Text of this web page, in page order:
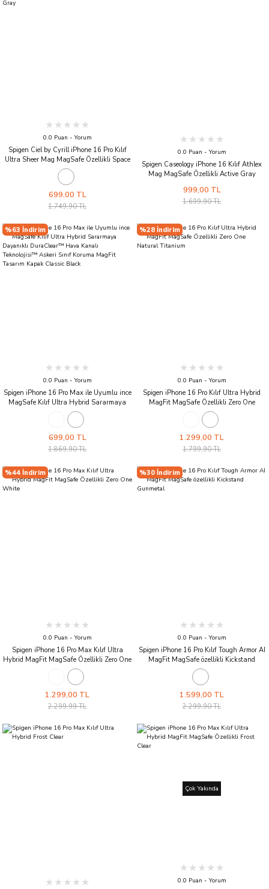
0.0 Puan - Yorum
Spigen Ciel by Cyrill iPhone 16 Pro Kılıf
Ultra Sheer Mag MagSafe Özellikli Space
Gray
699,00 TL
1.749,90 TL
0.0 Puan - Yorum
Spigen Caseology iPhone 16 Kılıf Athlex
Mag MagSafe Özellikli Active Gray
999,00 TL
1.699,90 TL
%63 İndirim
0.0 Puan - Yorum
Spigen iPhone 16 Pro Max ile Uyumlu ince
MagSafe Kılıf Ultra Hybrid Sararmaya
Dayanıklı DuraClear™ Hava Kanalı
Teknolojisi™ Askeri Sınıf Koruma MagFit
699,00 TL
1.869,90 TL
%28 İndirim
0.0 Puan - Yorum
Spigen iPhone 16 Pro Kılıf Ultra Hybrid
MagFit MagSafe Özellikli Zero One
Natural Titanium
1.299,00 TL
1.799,90 TL
%44 İndirim
0.0 Puan - Yorum
Spigen iPhone 16 Pro Max Kılıf Ultra
Hybrid MagFit MagSafe Özellikli Zero One
White
1.299,00 TL
2.299,99 TL
%30 İndirim
0.0 Puan - Yorum
Spigen iPhone 16 Pro Kılıf Tough Armor AI
MagFit MagSafe özellikli Kickstand
Gunmetal
1.599,00 TL
2.299,90 TL
Çok Yakında
0.0 Puan - Yorum